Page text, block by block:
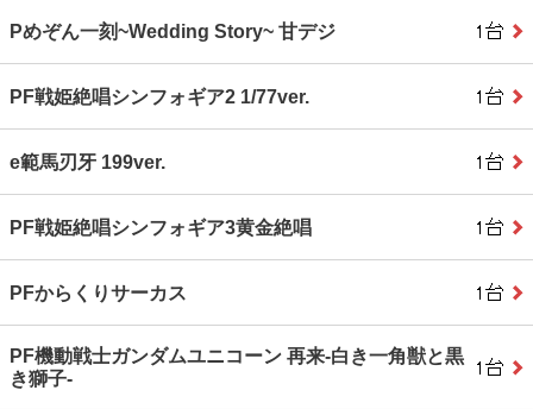
Pめぞん一刻~Wedding Story~ 甘デジ
PF戦姫絶唱シンフォギア2 1/77ver.
e範馬刃牙 199ver.
PF戦姫絶唱シンフォギア3黄金絶唱
PFからくりサーカス
PF機動戦士ガンダムユニコーン 再来‐白き一角獣と黒
き獅子‐